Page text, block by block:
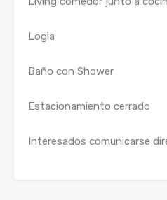
Logia
Baño con Shower
Estacionamiento cerrado
Interesados comunicarse